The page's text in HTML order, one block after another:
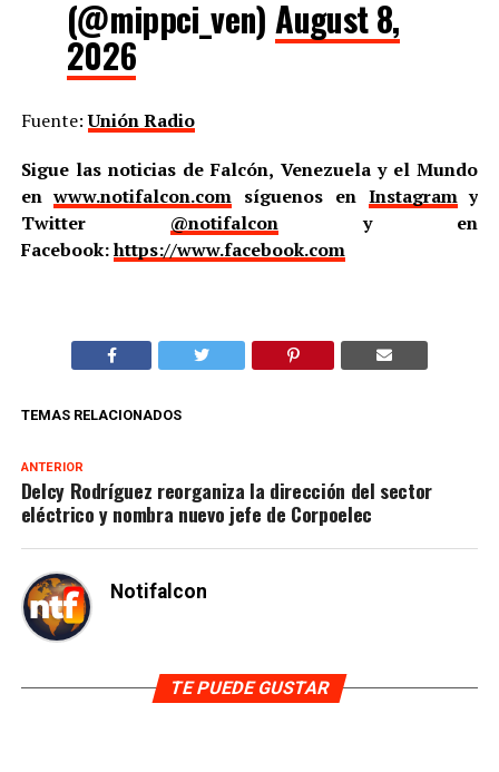
(@mippci_ven) August 8,
2026
Fuente:Unión Radio
Sigue las noticias de Falcón, Venezuela y el Mundo
enwww.notifalcon.com síguenos en Instagramy
Twitter @notifalcony en
Facebook:https://www.facebook.com
TEMAS RELACIONADOS
ANTERIOR
Delcy Rodríguez reorganiza la dirección del sector
eléctrico y nombra nuevo jefe de Corpoelec
Notifalcon
TE PUEDE GUSTAR